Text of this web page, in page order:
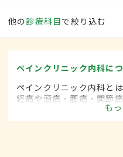
他の 診療科目で絞り込む
ペインクリニック内科に
ペインクリニック内科と
経痛や頭痛・腰痛・関節
対して、麻酔を用いた治
の一領域です。平成20年
も